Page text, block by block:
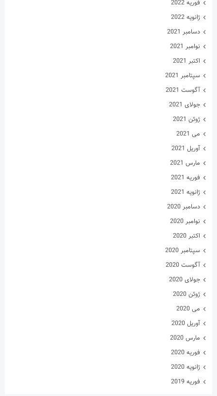
فوریه 2022
ژانویه 2022
دسامبر 2021
نوامبر 2021
اکتبر 2021
سپتامبر 2021
آگوست 2021
جولای 2021
ژوئن 2021
می 2021
آوریل 2021
مارس 2021
فوریه 2021
ژانویه 2021
دسامبر 2020
نوامبر 2020
اکتبر 2020
سپتامبر 2020
آگوست 2020
جولای 2020
ژوئن 2020
می 2020
آوریل 2020
مارس 2020
فوریه 2020
ژانویه 2020
فوریه 2019